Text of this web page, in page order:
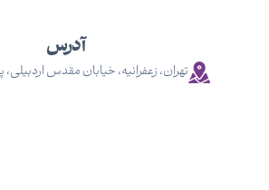
آدرس
تهران، زعفرانیه، خیابان مقدس اردبیلی، پلاک ۱۰۰،